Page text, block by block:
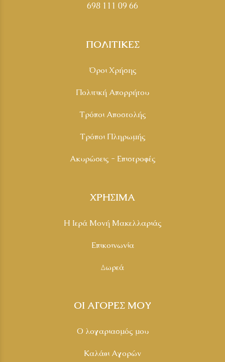
698 111 09 66
ΠΟΛΙΤΙΚΕΣ
Όροι Χρήσης
Πολιτική Απορρήτου
Τρόποι Αποστολής
Τρόποι Πληρωμής
Ακυρώσεις - Επιστροφές
ΧΡΗΣΙΜΑ
Η Ιερά Μονή Μακελλαριάς
Επικοινωνία
Δωρεά
ΟΙ ΑΓΟΡΕΣ ΜΟΥ
Ο λογαριασμός μου
Καλάθι Αγορών